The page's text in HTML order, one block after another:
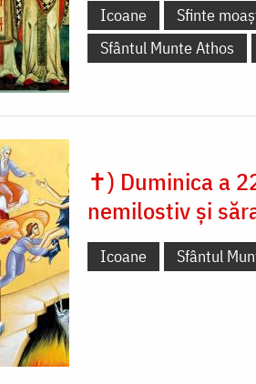
Icoane
Sfinte
Sfântul Munte Athos
✝) Duminica a
nemilostiv și
Icoane Sfântul